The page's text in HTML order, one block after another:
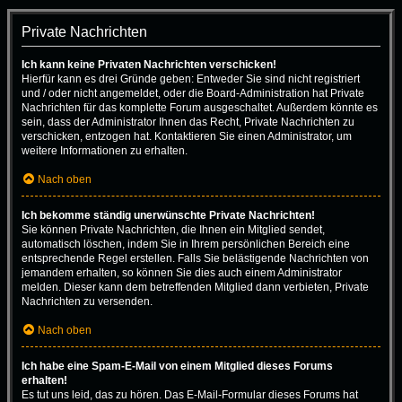
Private Nachrichten
Ich kann keine Privaten Nachrichten verschicken!
Hierfür kann es drei Gründe geben: Entweder Sie sind nicht registriert
und / oder nicht angemeldet, oder die Board-Administration hat Private
Nachrichten für das komplette Forum ausgeschaltet. Außerdem könnte es
sein, dass der Administrator Ihnen das Recht, Private Nachrichten zu
verschicken, entzogen hat. Kontaktieren Sie einen Administrator, um
weitere Informationen zu erhalten.
Nach oben
Ich bekomme ständig unerwünschte Private Nachrichten!
Sie können Private Nachrichten, die Ihnen ein Mitglied sendet,
automatisch löschen, indem Sie in Ihrem persönlichen Bereich eine
entsprechende Regel erstellen. Falls Sie belästigende Nachrichten von
jemandem erhalten, so können Sie dies auch einem Administrator
melden. Dieser kann dem betreffenden Mitglied dann verbieten, Private
Nachrichten zu versenden.
Nach oben
Ich habe eine Spam-E-Mail von einem Mitglied dieses Forums
erhalten!
Es tut uns leid, das zu hören. Das E-Mail-Formular dieses Forums hat